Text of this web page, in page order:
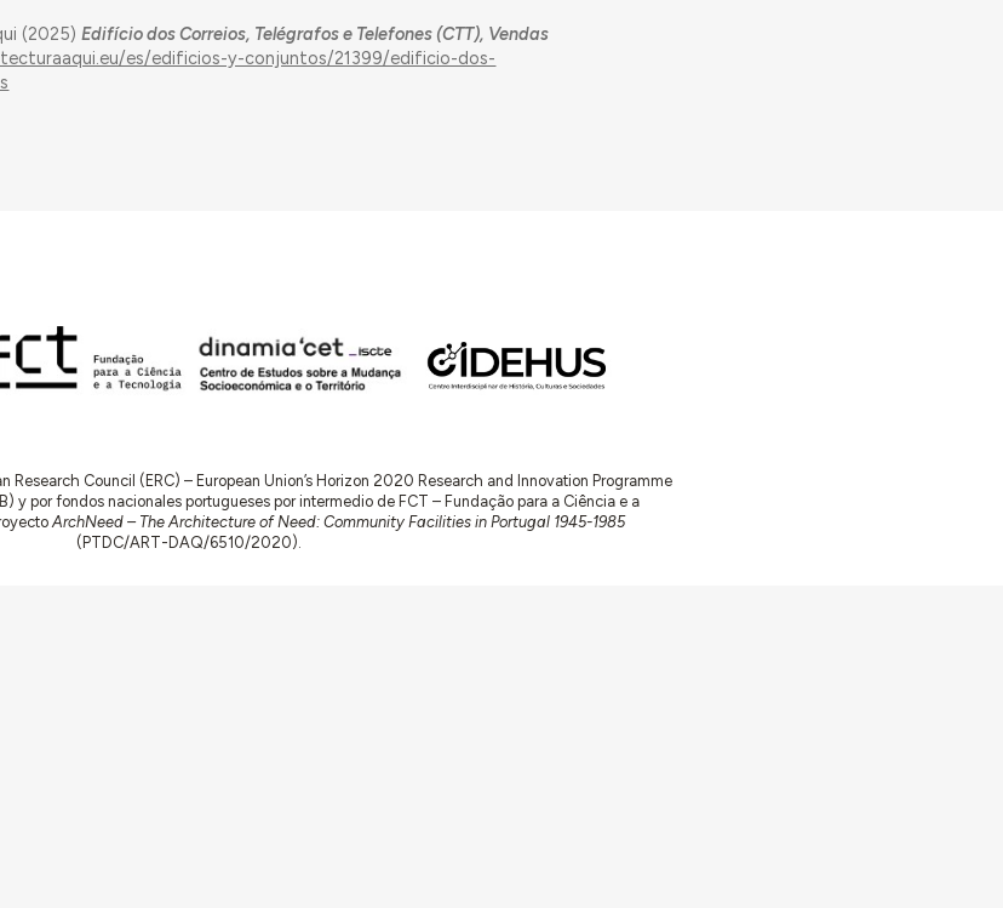
(2025)Edifício dos Correios, Telégrafos e Telefones (CTT), Vendas
es/edificios-y-conjuntos/21399/edificio-dos-
Research Council (ERC) – European Union’s Horizon 2020 Research and Innovation Programme
y por fondos nacionales portugueses por intermedio de FCT – Fundação para a Ciência e a
ArchNeed – The Architecture of Need: Community Facilities in Portugal 1945-1985
(PTDC/ART-DAQ/6510/2020).